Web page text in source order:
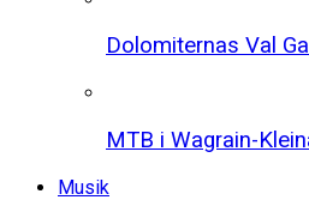
Dolomiternas Val
MTB i Wagrain-
Musik